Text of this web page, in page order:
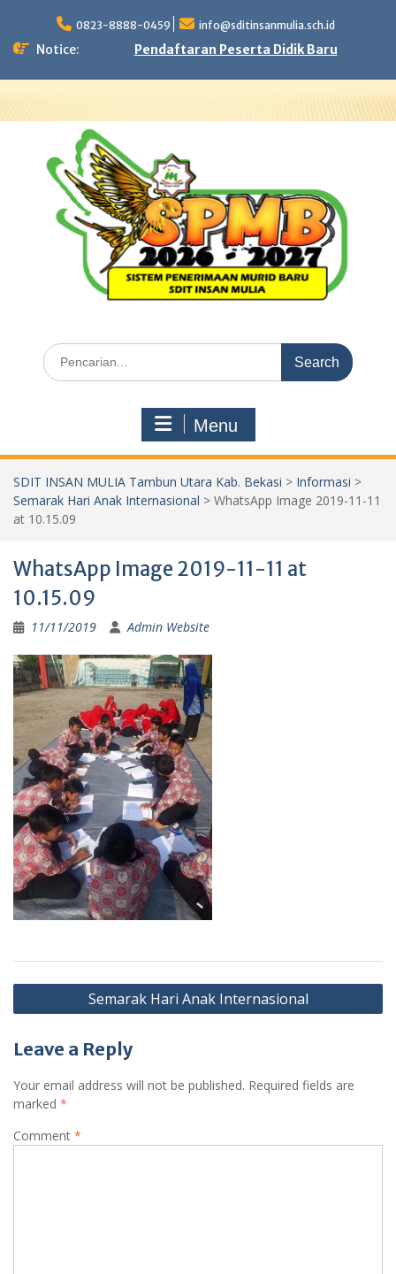
content
0823-8888-0459 info@sditinsanmulia.sch.id
Notice: Pendaftaran Peserta Didik Baru
Search
for:
Menu
SDIT INSAN MULIA Tambun Utara Kab. Bekasi > Informasi >
Semarak Hari Anak Internasional > WhatsApp Image 2019-11-11
at 10.15.09
WhatsApp Image 2019-11-11 at
10.15.09
11/11/2019 Admin Website
Post
navigation
Semarak Hari Anak Internasional
Leave a Reply
Your email address will not be published. Required fields are
marked *
Comment *